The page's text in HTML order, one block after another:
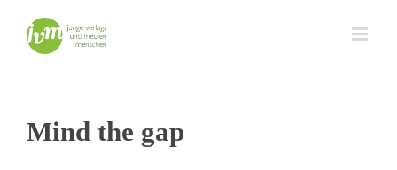
Inhalt
springen
Mind the gap